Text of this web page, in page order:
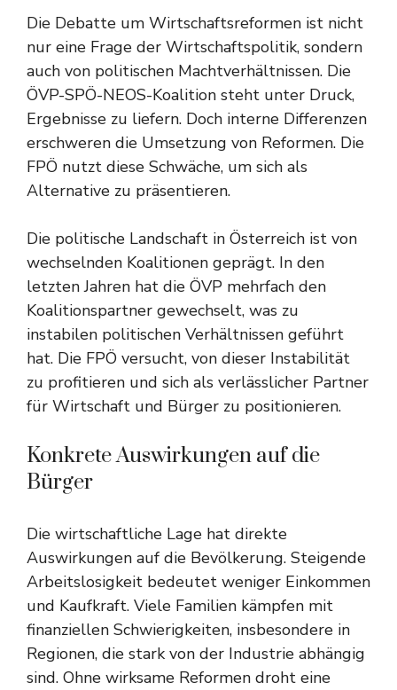
Die Debatte um Wirtschaftsreformen ist nicht
nur eine Frage der Wirtschaftspolitik, sondern
auch von politischen Machtverhältnissen. Die
ÖVP-SPÖ-NEOS-Koalition steht unter Druck,
Ergebnisse zu liefern. Doch interne Differenzen
erschweren die Umsetzung von Reformen. Die
FPÖ nutzt diese Schwäche, um sich als
Alternative zu präsentieren.
Die politische Landschaft in Österreich ist von
wechselnden Koalitionen geprägt. In den
letzten Jahren hat die ÖVP mehrfach den
Koalitionspartner gewechselt, was zu
instabilen politischen Verhältnissen geführt
hat. Die FPÖ versucht, von dieser Instabilität
zu profitieren und sich als verlässlicher Partner
für Wirtschaft und Bürger zu positionieren.
Konkrete Auswirkungen auf die
Bürger
Die wirtschaftliche Lage hat direkte
Auswirkungen auf die Bevölkerung. Steigende
Arbeitslosigkeit bedeutet weniger Einkommen
und Kaufkraft. Viele Familien kämpfen mit
finanziellen Schwierigkeiten, insbesondere in
Regionen, die stark von der Industrie abhängig
sind. Ohne wirksame Reformen droht eine